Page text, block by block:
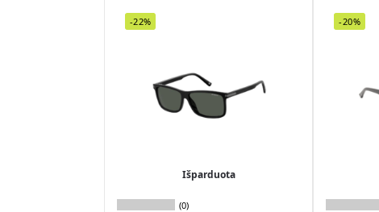
-22%
Išparduota
(0)
-20%